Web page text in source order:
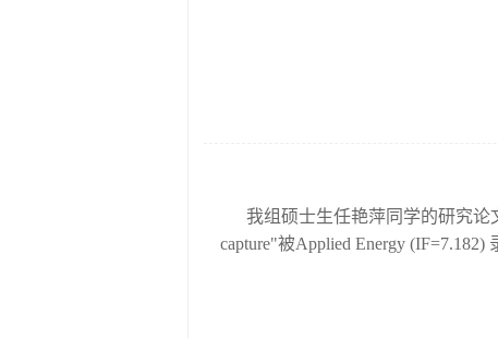
我组硕士生任艳萍同学的研究论文
capture"被Applied Energy (IF=7.182)